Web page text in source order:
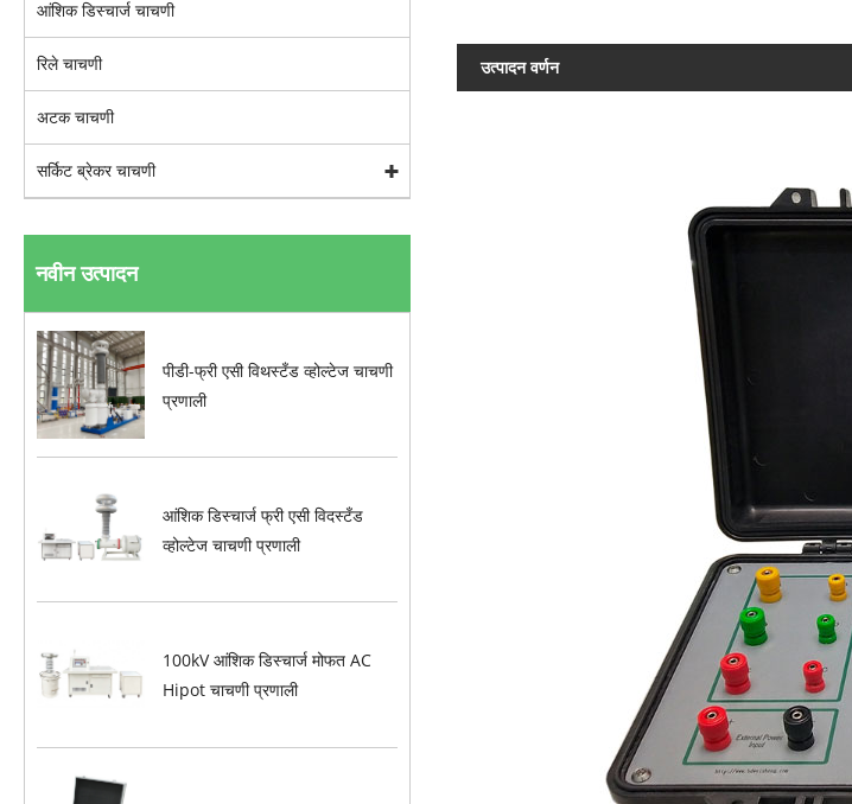
आंशिक डिस्चार्ज चाचणी
रिले चाचणी
अटक चाचणी
सर्किट ब्रेकर चाचणी
नवीन उत्पादन
पीडी-फ्री एसी विथस्टँड व्होल्टेज चाचणी
प्रणाली
आंशिक डिस्चार्ज फ्री एसी विदस्टँड
व्होल्टेज चाचणी प्रणाली
100kV आंशिक डिस्चार्ज मोफत AC
Hipot चाचणी प्रणाली
उत्पादन वर्णन